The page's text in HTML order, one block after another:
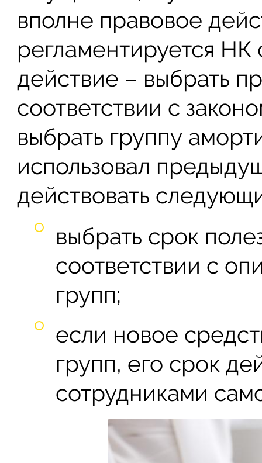
вполне правовое
регламентируется НК
действие – выбрать
соответствии с
выбрать группу
использовал
действовать
выбрать срок
соответствии с
групп;
если новое
групп, его срок
сотрудниками